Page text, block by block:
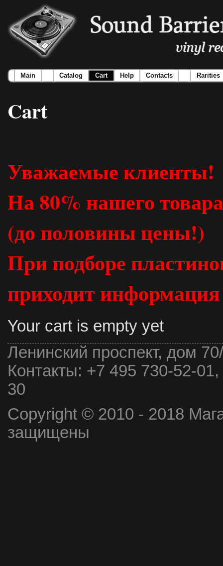
Main Catalog Cart Help Contacts Rarities
Cart
Уважаемые клиенты!
На 80% нашего
(до половины цены!)
При подборе
приходит информация
Your cart is empty yet
Ленинский проспект, дом
Контакты: +7 495 730-52-
30
Copyright © 2010 - 2018
защищены